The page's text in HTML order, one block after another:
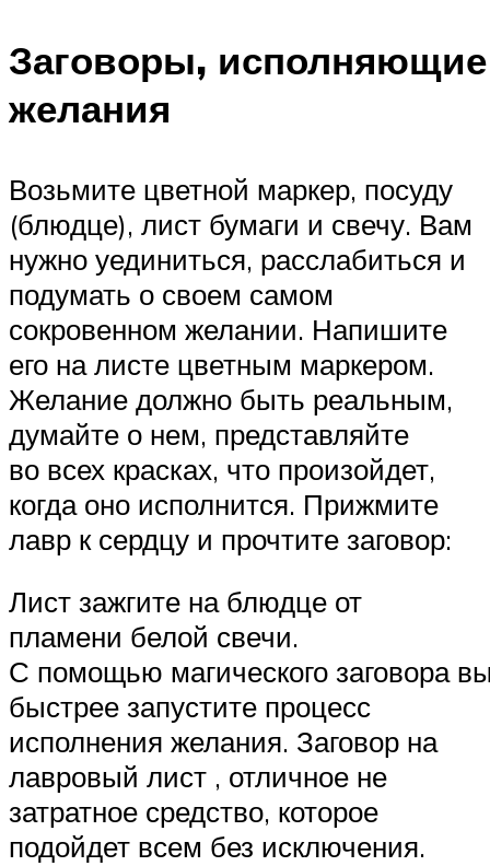
Заговоры, исполняющие
желания
Возьмите цветной маркер, посуду
(блюдце), лист бумаги и свечу. Вам
нужно уединиться, расслабиться и
подумать о своем самом
сокровенном желании. Напишите
его на листе цветным маркером.
Желание должно быть реальным,
думайте о нем, представляйте
во всех красках, что произойдет,
когда оно исполнится. Прижмите
лавр к сердцу и прочтите заговор:
Лист зажгите на блюдце от
пламени белой свечи.
С помощью магического заговора
быстрее запустите процесс
исполнения желания. Заговор на
лавровый лист , отличное не
затратное средство, которое
подойдет всем без исключения.